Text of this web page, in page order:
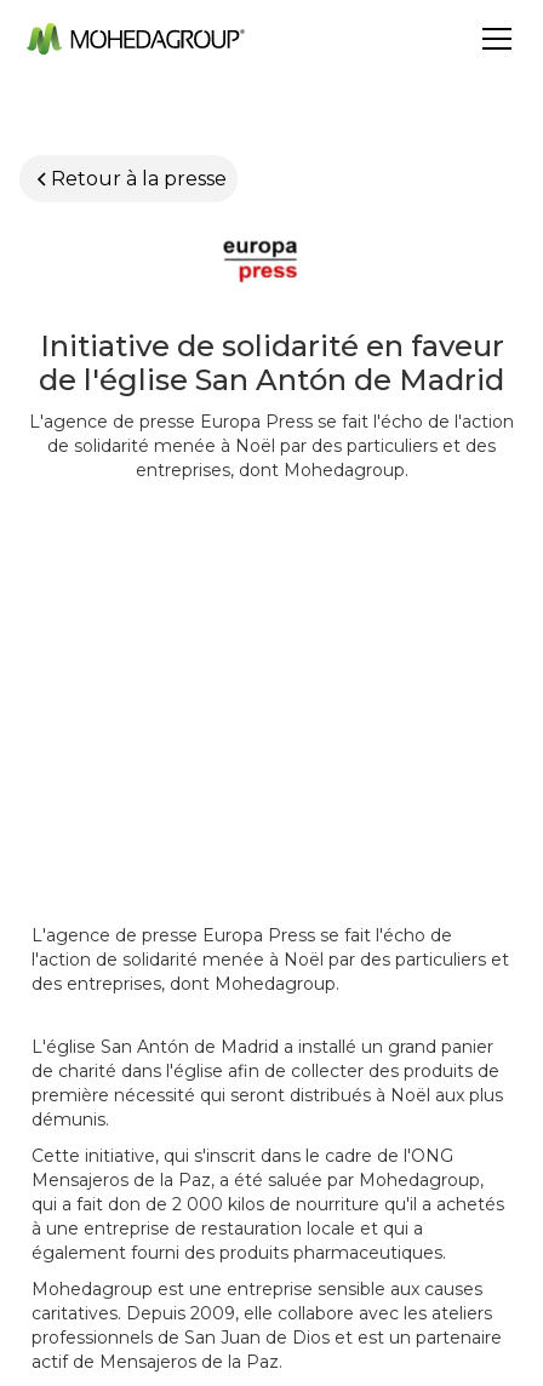
Retour à la presse
Initiative de solidarité en faveur
de l'église San Antón de Madrid
L'agence de presse Europa Press se fait l'écho de l'action
de solidarité menée à Noël par des particuliers et des
entreprises, dont Mohedagroup.
L'agence de presse Europa Press se fait l'écho de
l'action de solidarité menée à Noël par des particuliers et
des entreprises, dont Mohedagroup.
L'église San Antón de Madrid a installé un grand panier
de charité dans l'église afin de collecter des produits de
première nécessité qui seront distribués à Noël aux plus
démunis.
Cette initiative, qui s'inscrit dans le cadre de l'ONG
Mensajeros de la Paz, a été saluée par Mohedagroup,
qui a fait don de 2 000 kilos de nourriture qu'il a achetés
à une entreprise de restauration locale et qui a
également fourni des produits pharmaceutiques.
Mohedagroup est une entreprise sensible aux causes
caritatives. Depuis 2009, elle collabore avec les ateliers
professionnels de San Juan de Dios et est un partenaire
actif de Mensajeros de la Paz.